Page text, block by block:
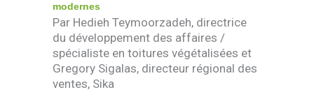
modernes
Par Hedieh Teymoorzadeh, directrice
du développement des affaires /
spécialiste en toitures végétalisées et
Gregory Sigalas, directeur régional des
ventes, Sika